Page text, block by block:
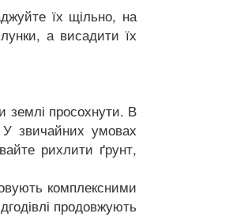
їх щільно, на
а висадити їх
землі просохнути. В
звичайних умовах
рихлити ґрунт,
комплексними
продовжують